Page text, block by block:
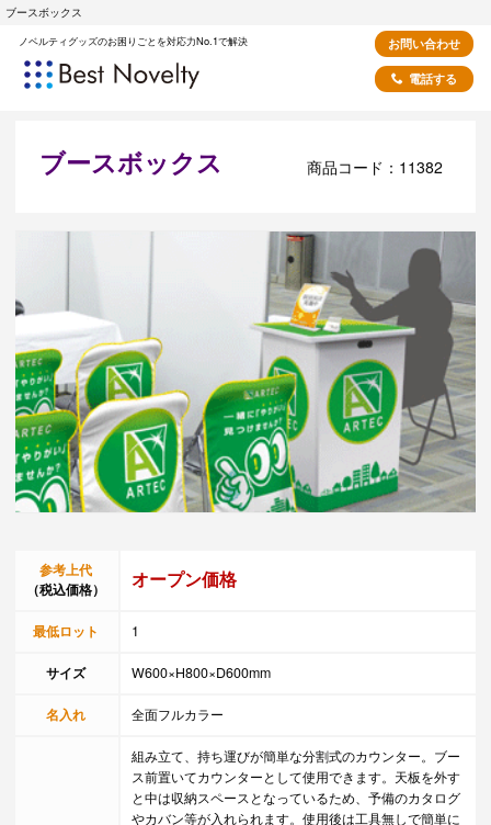
ブースボックス
ノベルティグッズのお困りごとを対応力No.1で解決
お問い合わせ
電話する
ブースボックス 商品コード：11382
参考上代
（税込価格）
オープン価格
最低ロット 1
サイズ W600×H800×D600mm
名入れ 全面フルカラー
組み立て、持ち運びが簡単な分割式のカウンター。ブー
ス前置いてカウンターとして使用できます。天板を外す
と中は収納スペースとなっているため、予備のカタログ
やカバン等が入れられます。使用後は工具無しで簡単に